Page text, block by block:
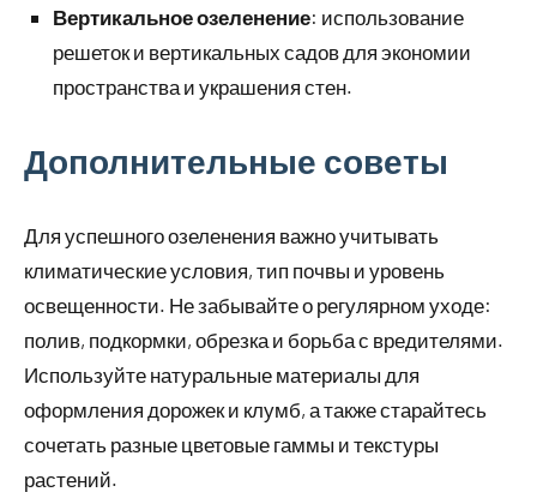
Вертикальное озеленение: использование
решеток и вертикальных садов для экономии
пространства и украшения стен.
Дополнительные советы
Для успешного озеленения важно учитывать
климатические условия, тип почвы и уровень
освещенности. Не забывайте о регулярном уходе:
полив, подкормки, обрезка и борьба с вредителями.
Используйте натуральные материалы для
оформления дорожек и клумб, а также старайтесь
сочетать разные цветовые гаммы и текстуры
растений.